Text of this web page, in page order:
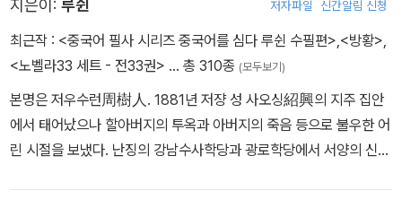
지은이: 루쉰 저자파일 신간알림 신청
최근작 : <중국어 필사 시리즈 중국어를 심다 루쉰 수필편>,<방황>,
<노벨라33 세트 - 전33권> … 총 310종 (모두보기)
본명은 저우수런周樹人. 1881년 저쟝 성 사오싱紹興의 지주 집안
에서 태어났으나 할아버지의 투옥과 아버지의 죽음 등으로 불우한 어
린 시절을 보냈다. 난징의 강남수사학당과 광로학당에서 서양의 신문